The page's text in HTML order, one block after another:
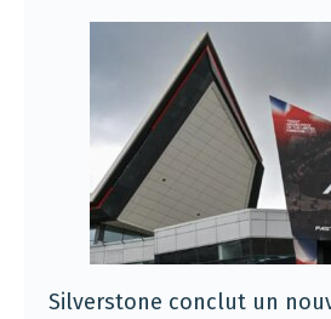
Silverstone conclut un